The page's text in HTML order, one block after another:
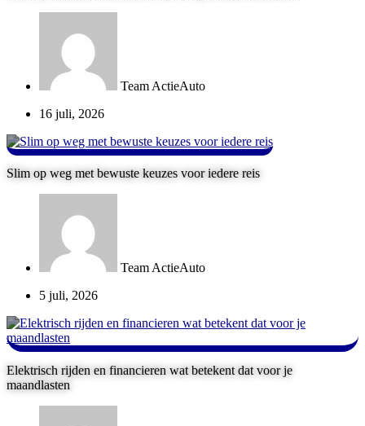
Team ActieAuto
16 juli, 2026
Slim op weg met bewuste keuzes voor iedere reis
Team ActieAuto
5 juli, 2026
Elektrisch rijden en financieren wat betekent dat voor je
maandlasten